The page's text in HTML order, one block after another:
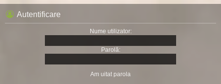
Autentificare
Nume utilizator:
Parolă:
Am uitat parola